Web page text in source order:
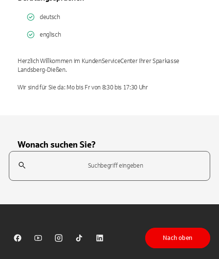
deutsch
englisch
Herzlich Willkommen im KundenServiceCenter Ihrer Sparkasse
Landsberg-Dießen.
Wir sind für Sie da: Mo bis Fr von 8:30 bis 17:30 Uhr
Wonach suchen Sie?
Suchfeld
Sparkasse auf Facebook
Sparkasse auf Youtube
Sparkasse auf Instagram
Sparkasse auf TikTok
Sparkasse auf LinkedIn
Nach oben